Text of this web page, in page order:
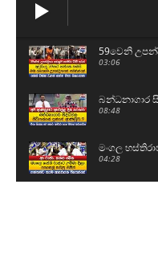
59වෙනි
03:06
බන්ධනාගාර
08:48
මංගල
04:28